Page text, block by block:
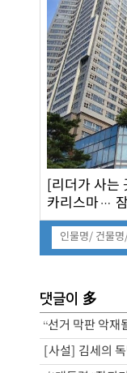
[리더가 사는
카리스마…
댓글이 多
[사설] 김세의